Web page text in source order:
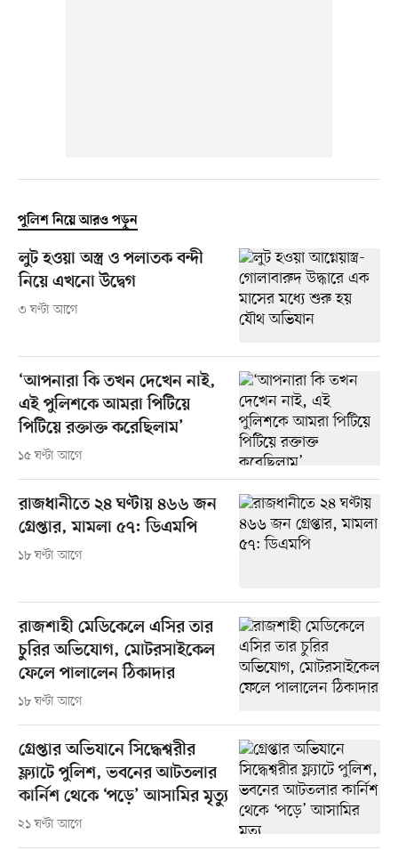
পুলিশ নিয়ে আরও পড়ুন
লুট হওয়া অস্ত্র ও পলাতক বন্দী
নিয়ে এখনো উদ্বেগ
৩ ঘণ্টা আগে
‘আপনারা কি তখন দেখেন নাই,
এই পুলিশকে আমরা পিটিয়ে
পিটিয়ে রক্তাক্ত করেছিলাম’
১৫ ঘণ্টা আগে
রাজধানীতে ২৪ ঘণ্টায় ৪৬৬ জন
গ্রেপ্তার, মামলা ৫৭: ডিএমপি
১৮ ঘণ্টা আগে
রাজশাহী মেডিকেলে এসির তার
চুরির অভিযোগ, মোটরসাইকেল
ফেলে পালালেন ঠিকাদার
১৮ ঘণ্টা আগে
গ্রেপ্তার অভিযানে সিদ্ধেশ্বরীর
ফ্ল্যাটে পুলিশ, ভবনের আটতলার
কার্নিশ থেকে ‘পড়ে’ আসামির মৃত্যু
২১ ঘণ্টা আগে